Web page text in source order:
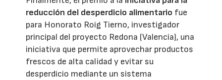
reducción del desperdicio alimentario fue
para Honorato Roig Tierno, investigador
principal del proyecto Redona (Valencia), una
iniciativa que permite aprovechar productos
frescos de alta calidad y evitar su
desperdicio mediante un sistema